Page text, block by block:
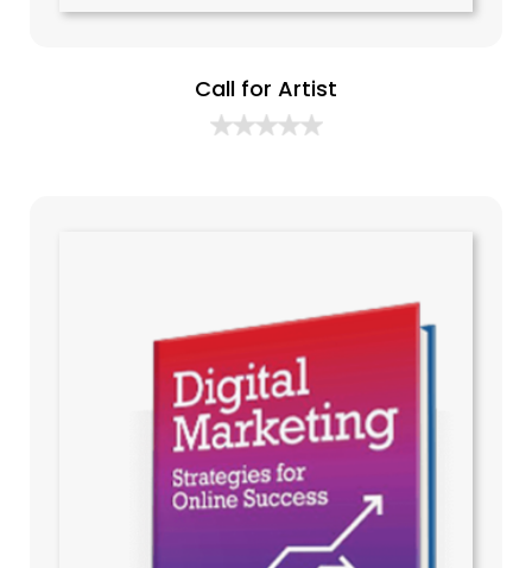
Call for Artist